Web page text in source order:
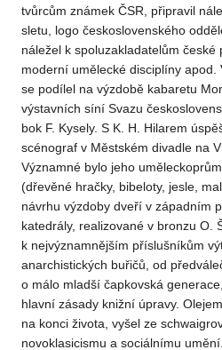
tvůrcům známek ČSR, připravil
sletu, logo československého
náležel k spoluzakladatelům české
moderní umělecké disciplíny
se podílel na výzdobě kabaretu
výstavních síní Svazu
bok F. Kysely. S K. H. Hilarem
scénograf v Městském divadle na
Významné bylo jeho
(dřevěné hračky, bibeloty, jesle,
návrhu výzdoby dveří v západním
katedrály, realizované v bronzu O.
k nejvýznamnějším příslušníkům
anarchistických buřičů, od
o málo mladší čapkovská
hlavní zásady knižní úpravy.
na konci života, vyšel ze
novoklasicismu a sociálnímu